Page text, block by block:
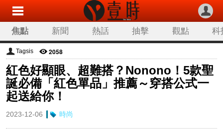
焦點 新聞 熱話 抽擊 觀點 科
Tagsis 2058
紅色好顯眼、超難搭？Nonono！5款聖
誕必備「紅色單品」推薦～穿搭公式一
起送給你！
2023-12-06 時尚